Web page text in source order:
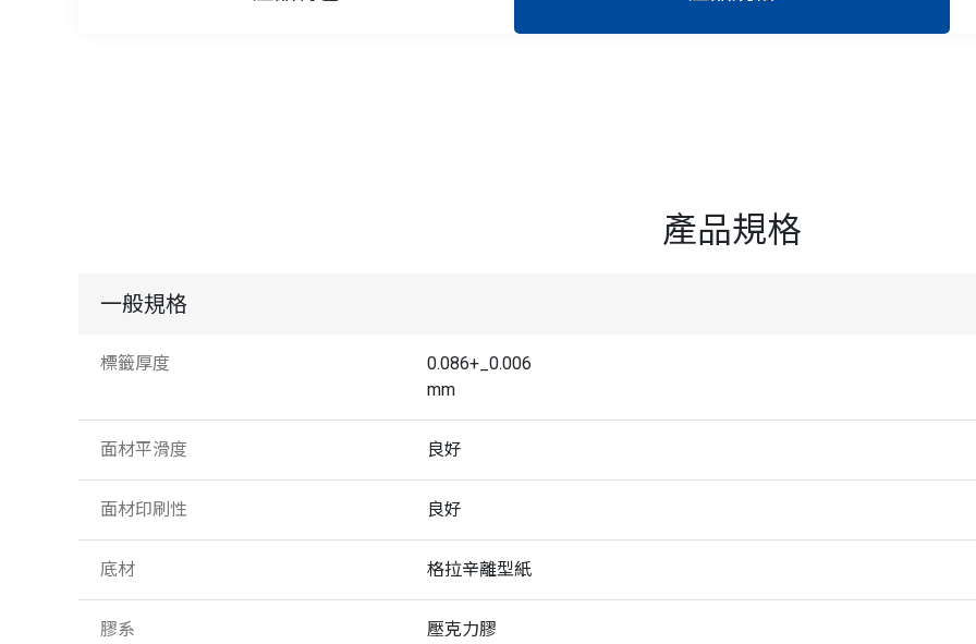
產品規格
一般規格
標籤厚度
0.086+_0.006
mm
面材平滑度 良好
面材印刷性 良好
底材 格拉辛離型紙
膠系 壓克力膠